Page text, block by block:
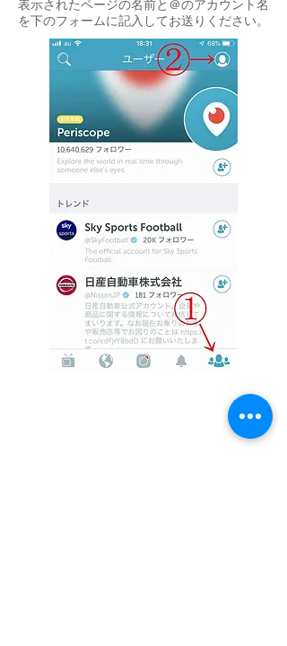
​表示されたページの名前と＠のアカウント名
を下のフォームに記入してお送りください。